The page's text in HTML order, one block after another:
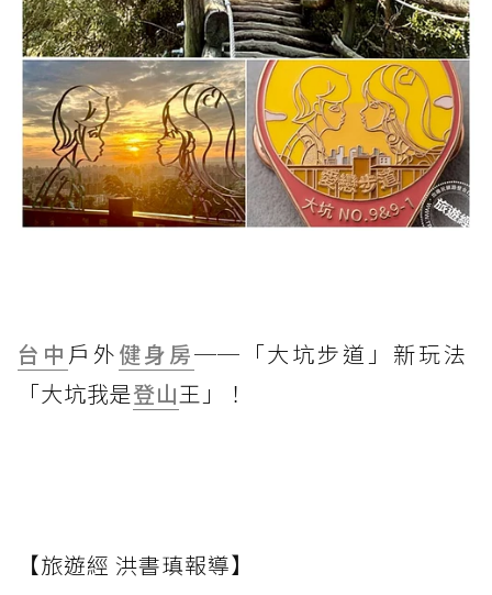
台中 戶外健身房──「大坑步道」新玩法
「大坑我是登山王」！
【旅遊經 洪書瑱報導】